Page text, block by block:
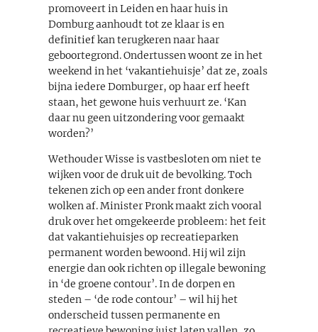
promoveert in Leiden en haar huis in
Domburg aanhoudt tot ze klaar is en
definitief kan terugkeren naar haar
geboortegrond. Ondertussen woont ze in het
weekend in het ‘vakantiehuisje’ dat ze, zoals
bijna iedere Domburger, op haar erf heeft
staan, het gewone huis verhuurt ze. ‘Kan
daar nu geen uitzondering voor gemaakt
worden?’
Wethouder Wisse is vastbesloten om niet te
wijken voor de druk uit de bevolking. Toch
tekenen zich op een ander front donkere
wolken af. Minister Pronk maakt zich vooral
druk over het omgekeerde probleem: het feit
dat vakantiehuisjes op recreatieparken
permanent worden bewoond. Hij wil zijn
energie dan ook richten op illegale bewoning
in ‘de groene contour’. In de dorpen en
steden – ‘de rode contour’ – wil hij het
onderscheid tussen permanente en